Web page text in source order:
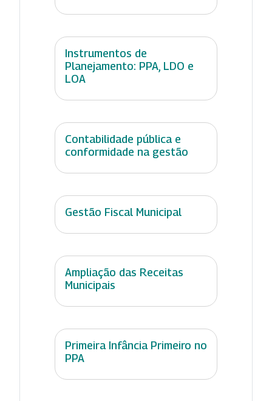
Instrumentos de
Planejamento: PPA, LDO e
LOA
Contabilidade pública e
conformidade na gestão
Gestão Fiscal Municipal
Ampliação das Receitas
Municipais
Primeira Infância Primeiro no
PPA